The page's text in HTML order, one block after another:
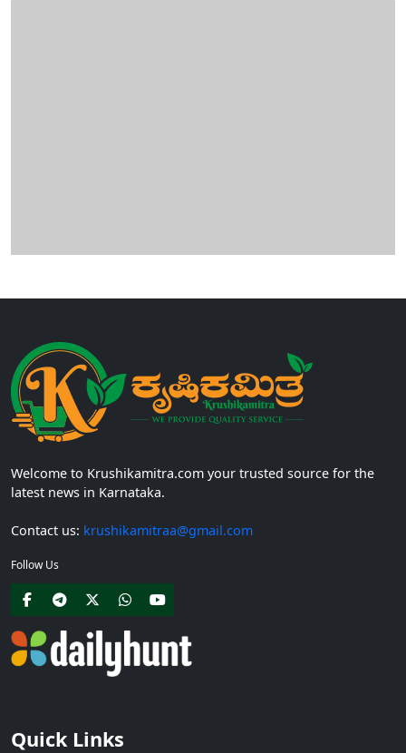
Welcome to Krushikamitra.com your trusted source for the
latest news in Karnataka.
Contact us: krushikamitraa@gmail.com
Follow Us
Quick Links